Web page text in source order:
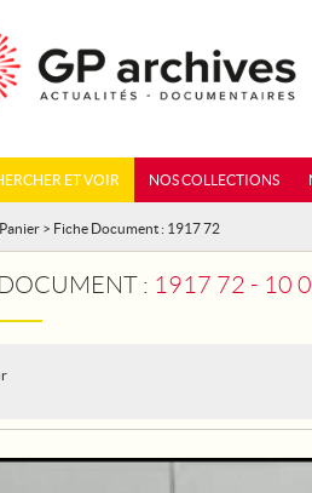
ET VOIR NOS COLLECTIONS
Panier > Fiche Document : 1917 72
: 1917 72 - 10